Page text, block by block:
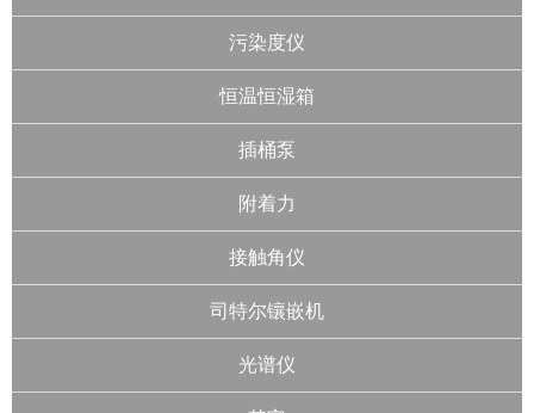
污染度仪
恒温恒湿箱
插桶泵
附着力
接触角仪
司特尔镶嵌机
光谱仪